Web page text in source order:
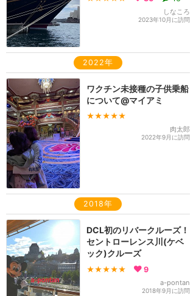
しなころ
2023年10月に訪問
2022年
ワクチン未接種の子供乗船
について@マイアミ
★★★★★
肉太郎
2022年9月に訪問
2018年
DCL初のリバークルーズ！
セントローレンス川(ケベ
ック)クルーズ
★★★★★ 9
a-pontan
2018年9月に訪問